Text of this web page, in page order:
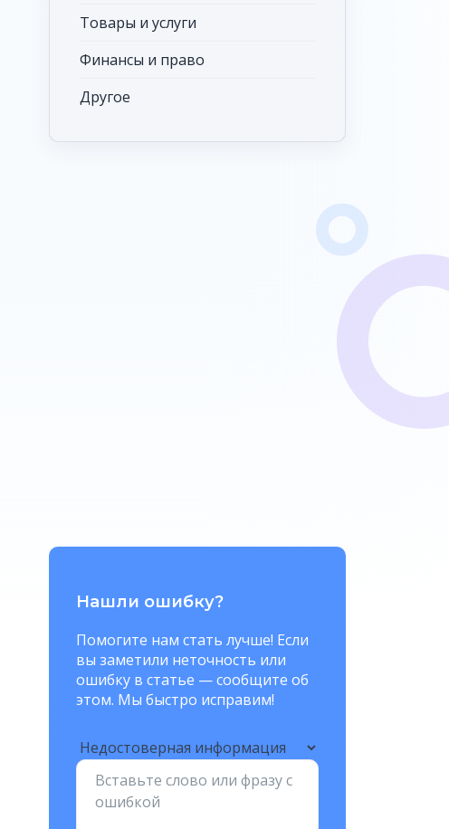
Товары и услуги
Финансы и право
Другое
Нашли ошибку?
Помогите нам стать лучше! Если
вы заметили неточность или
ошибку в статье — сообщите об
этом. Мы быстро исправим!